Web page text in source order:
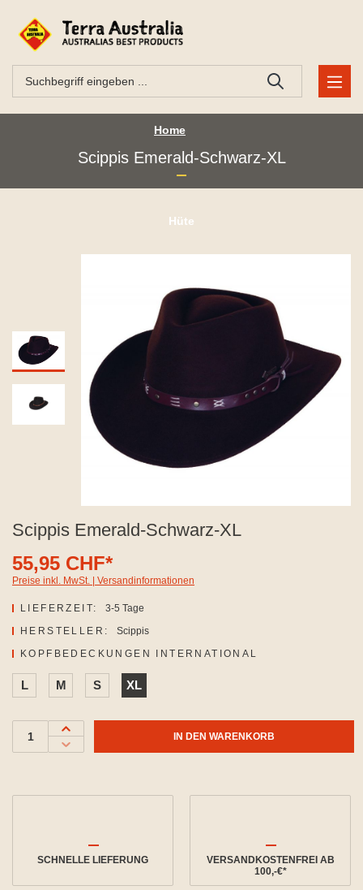
Home
Scippis Emerald-Schwarz-XL
Hüte
Scippis Emerald-Schwarz-XL
55,95 CHF*
Preise inkl. MwSt. | Versandinformationen
LIEFERZEIT:
3-5 Tage
HERSTELLER:
Scippis
KOPFBEDECKUNGEN INTERNATIONAL
L M S XL
IN DEN WARENKORB
SCHNELLE LIEFERUNG
VERSANDKOSTENFREI AB
100,-€*